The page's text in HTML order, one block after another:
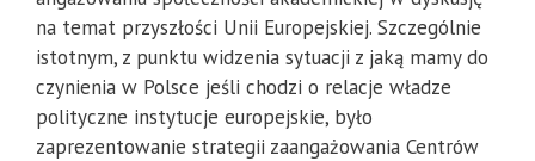
na temat przyszłości Unii Europejskiej. Szczególnie
istotnym, z punktu widzenia sytuacji z jaką mamy do
czynienia w Polsce jeśli chodzi o relacje władze
polityczne instytucje europejskie, było
zaprezentowanie strategii zaangażowania Centrów